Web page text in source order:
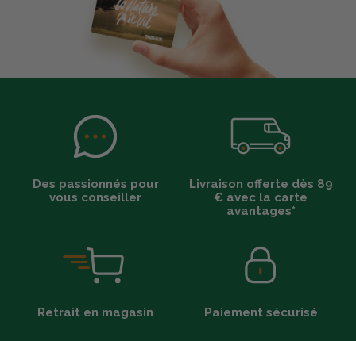
Des passionnés pour
vous conseiller
Livraison offerte dès 89
€ avec la carte
avantages*
Retrait en magasin Paiement sécurisé